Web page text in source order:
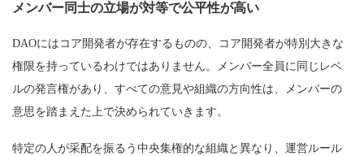
メンバー同士の立場が対等で公平性が高い
DAOにはコア開発者が存在するものの、コア開発者が特別大きな
権限を持っているわけではありません。メンバー全員に同じレベ
ルの発言権があり、すべての意見や組織の方向性は、メンバーの
意思を踏まえた上で決められていきます。
特定の人が采配を振るう中央集権的な組織と異なり、運営ルール